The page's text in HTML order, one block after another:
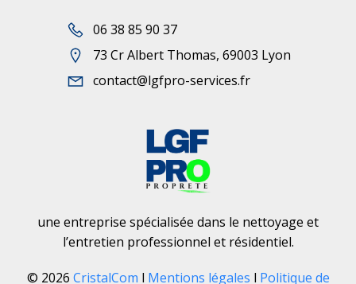
06 38 85 90 37
73 Cr Albert Thomas, 69003 Lyon
contact@lgfpro-services.fr
une entreprise spécialisée dans le nettoyage et
l’entretien professionnel et résidentiel.
© 2026 CristalCom l Mentions légales l Politique de